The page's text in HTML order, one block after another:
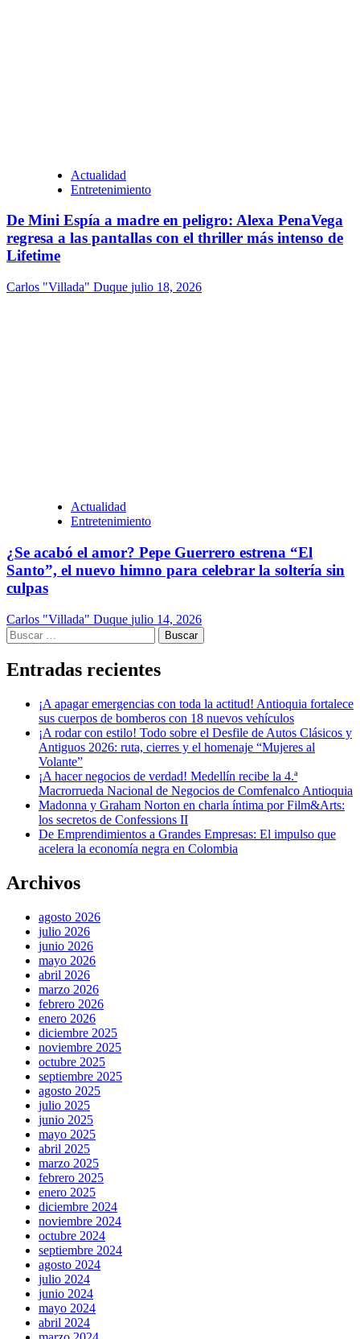
Actualidad
Entretenimiento
De Mini Espía a madre en peligro: Alexa PenaVega
regresa a las pantallas con el thriller más intenso de
Lifetime
Carlos "Villada" Duque julio 18, 2026
Actualidad
Entretenimiento
¿Se acabó el amor? Pepe Guerrero estrena “El
Santo”, el nuevo himno para celebrar la soltería sin
culpas
Carlos "Villada" Duque julio 14, 2026
Buscar:
Entradas recientes
¡A apagar emergencias con toda la actitud! Antioquia fortalece
sus cuerpos de bomberos con 18 nuevos vehículos
¡A rodar con estilo! Todo sobre el Desfile de Autos Clásicos y
Antiguos 2026: ruta, cierres y el homenaje “Mujeres al
Volante”
¡A hacer negocios de verdad! Medellín recibe la 4.ª
Macrorrueda Nacional de Negocios de Comfenalco Antioquia
Madonna y Graham Norton en charla íntima por Film&Arts:
los secretos de Confessions II
De Emprendimientos a Grandes Empresas: El impulso que
acelera la economía negra en Colombia
Archivos
agosto 2026
julio 2026
junio 2026
mayo 2026
abril 2026
marzo 2026
febrero 2026
enero 2026
diciembre 2025
noviembre 2025
octubre 2025
septiembre 2025
agosto 2025
julio 2025
junio 2025
mayo 2025
abril 2025
marzo 2025
febrero 2025
enero 2025
diciembre 2024
noviembre 2024
octubre 2024
septiembre 2024
agosto 2024
julio 2024
junio 2024
mayo 2024
abril 2024